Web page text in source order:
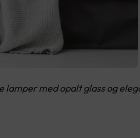
lamper med opalt glass og